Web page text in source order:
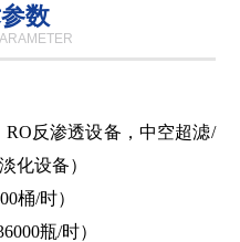
数
RO反渗透设备，中空超滤/
化设备）
桶/时）
瓶/时）